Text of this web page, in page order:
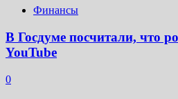
Финансы
В Госдуме посчитали, что
YouTube
0